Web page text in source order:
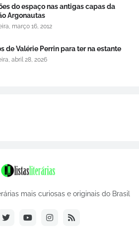
do espaço nas antigas capas da
Argonautas
março 16, 2012
de Valérie Perrin para ter na estante
abril 28, 2026
mais curiosas e originais do Brasil